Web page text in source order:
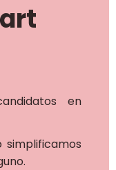
en
simplificamos